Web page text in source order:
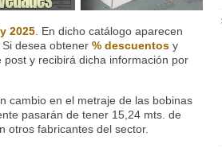
2025 . En dicho catálogo aparecen
desea obtener % descuentos y
post y recibirá dicha información por
cambio en el metraje de las bobinas
pasarán de tener 15,24 mts. de
otros fabricantes del sector.